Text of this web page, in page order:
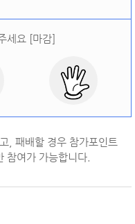
세요 [마감]
, 패배할 경우 참가포인트
참여가 가능합니다.